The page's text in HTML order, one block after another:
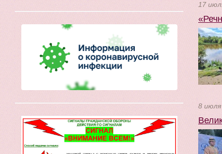
17
8